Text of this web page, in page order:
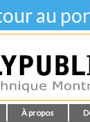
au
À propos